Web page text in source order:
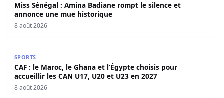
Miss Sénégal : Amina Badiane rompt le silence et
annonce une mue historique
8 août 2026
SPORTS
CAF : le Maroc, le Ghana et l’Égypte choisis pour
accueillir les CAN U17, U20 et U23 en 2027
8 août 2026